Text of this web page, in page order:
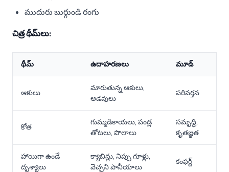
ముదురు బుర్గుండి రంగు
చిత్ర థీమ్‌లు:
థీమ్ ఉదాహరణలు మూడ్
ఆకులు
మారుతున్న ఆకులు,
అడవులు
పరివర్తన
కోత
గుమ్మడికాయలు, పండ్ల
తోటలు, పొలాలు
సమృద్ధి,
కృతజ్ఞత
హాయిగా ఉండే
దృశ్యాలు
క్యాబిన్లు, నిప్పు గూళ్లు,
వెచ్చని పానీయాలు
కంఫర్ట్